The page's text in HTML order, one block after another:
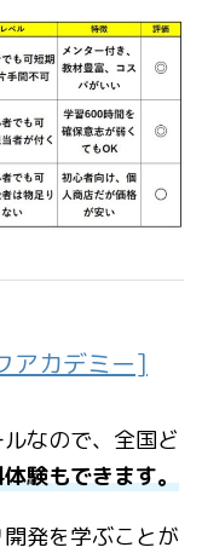
アカデミー]
なので、全国ど
験もできます。
発を学ぶことが